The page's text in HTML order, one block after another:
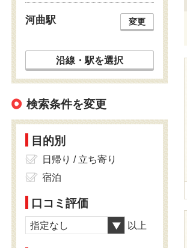
河曲駅 変更
沿線・駅を選択
検索条件を変更
目的別
日帰り / 立ち寄り
宿泊
口コミ評価
指定なし 以上